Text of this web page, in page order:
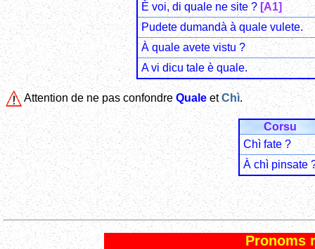
È voi, di quale ne site ?[A1]
Pudete dumandà à quale vulete.
À quale avete vistu ?
A vi dicu tale è quale.
Attention de ne pas confondreQuale etChì.
Corsu
Chì fate ?
À chì pinsate
Pronoms